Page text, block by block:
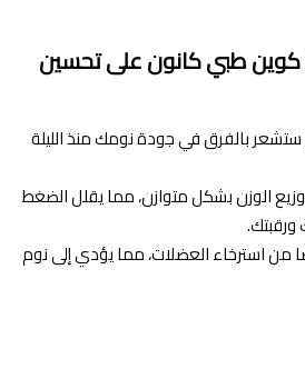
طبي كانون على تحسين
بالفرق في جودة نومك منذ الليلة
الوزن بشكل متوازن، مما يقلل الضغط
من استرخاء العضلات، مما يؤدي إلى نوم